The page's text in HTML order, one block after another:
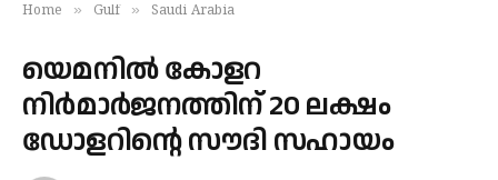
Home » Gulf » Saudi Arabia
യെമനില്‍ കോളറ
നിര്‍മാര്‍ജനത്തിന് 20 ലക്ഷം
ഡോളറിന്റെ സൗദി സഹായം